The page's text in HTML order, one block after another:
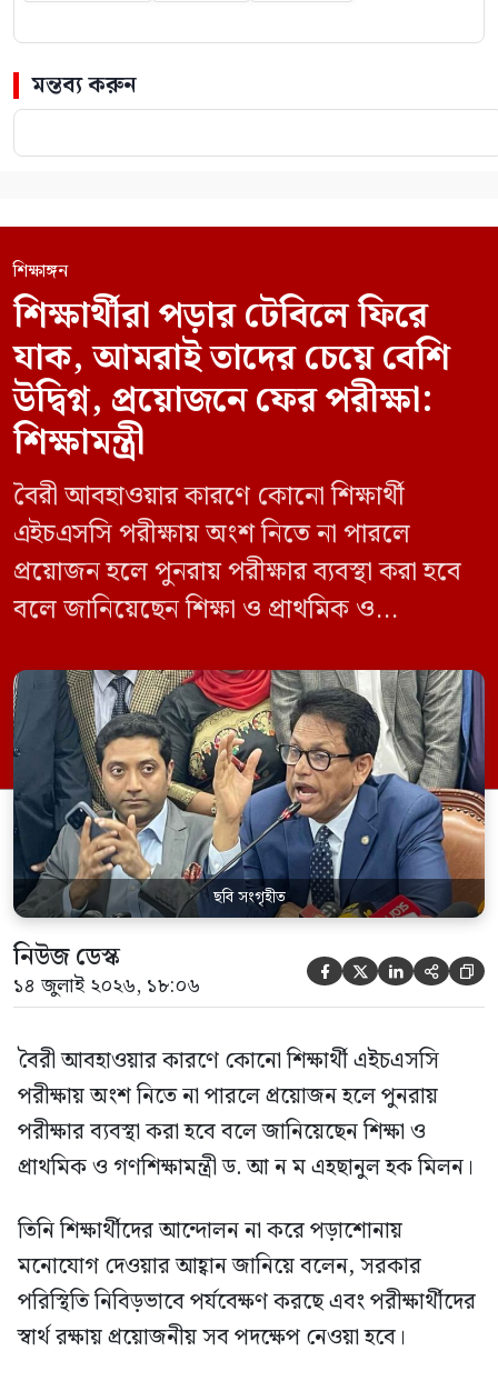
মন্তব্য করুন
শিক্ষাঙ্গন
শিক্ষার্থীরা পড়ার টেবিলে ফিরে
যাক, আমরাই তাদের চেয়ে বেশি
উদ্বিগ্ন, প্রয়োজনে ফের পরীক্ষা:
শিক্ষামন্ত্রী
বৈরী আবহাওয়ার কারণে কোনো শিক্ষার্থী
এইচএসসি পরীক্ষায় অংশ নিতে না পারলে
প্রয়োজন হলে পুনরায় পরীক্ষার ব্যবস্থা করা হবে
বলে জানিয়েছেন শিক্ষা ও প্রাথমিক ও
তিনি শিক্ষার্থীদের আন্দোলন না করে পড়াশোনায়
মনোযোগ দেওয়ার আহ্বান জানিয়ে বলেন,
সরকার পরিস্থিতি নিবিড়ভাবে পর্যবেক্ষণ করছে
এবং পরীক্ষার্থীদের স্বার্থ রক্ষায় প্রয়োজনীয় সব
পদক্ষেপ […]
ছবি সংগৃহীত
নিউজ ডেস্ক
১৪ জুলাই ২০২৬, ১৮:০৬     
বৈরী আবহাওয়ার কারণে কোনো শিক্ষার্থী এইচএসসি
পরীক্ষায় অংশ নিতে না পারলে প্রয়োজন হলে পুনরায়
পরীক্ষার ব্যবস্থা করা হবে বলে জানিয়েছেন শিক্ষা ও
প্রাথমিক ও গণশিক্ষামন্ত্রী ড. আ ন ম এহছানুল হক মিলন।
তিনি শিক্ষার্থীদের আন্দোলন না করে পড়াশোনায়
মনোযোগ দেওয়ার আহ্বান জানিয়ে বলেন, সরকার
পরিস্থিতি নিবিড়ভাবে পর্যবেক্ষণ করছে এবং পরীক্ষার্থীদের
স্বার্থ রক্ষায় প্রয়োজনীয় সব পদক্ষেপ নেওয়া হবে।